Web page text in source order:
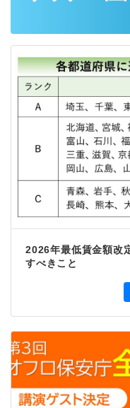
2026年最低賃金額改
すべきこと